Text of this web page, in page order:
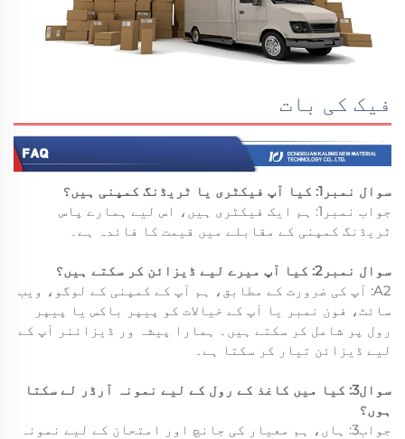
فیک کی بات
سوال نمبر1: کیا آپ فیکٹری یا ٹریڈنگ کمپنی ہیں؟
جواب نمبر1: ہم ایک فیکٹری ہیں، اس لیے ہمارے پاس
ٹریڈنگ کمپنی کے مقابلے میں قیمت کا فائدہ ہے۔
سوال نمبر2: کیا آپ میرے لیے ڈیزائن کر سکتے ہیں؟
A2: آپ کی ضرورت کے مطابق، ہم آپ کے کمپنی کے لوگو، ویب
سائٹ، فون نمبر یا آپ کے خیالات کو پیپر باکس یا پیپر
رول پر شامل کر سکتے ہیں۔ ہمارا پیشہ ور ڈیزائنر آپ کے
لیے ڈیزائن تیار کر سکتا ہے۔
سوال3: کیا میں کاغذ کے رول کے لیے نمونہ آرڈر لے سکتا
ہوں؟
جواب3: ہاں، ہم معیار کی جانچ اور امتحان کے لیے نمونہ